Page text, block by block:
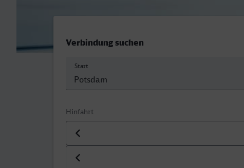
Verbindung suchen
Start
Hinfahrt
Datum der Hinfahrt
Uhrzeit der Hinfahrt